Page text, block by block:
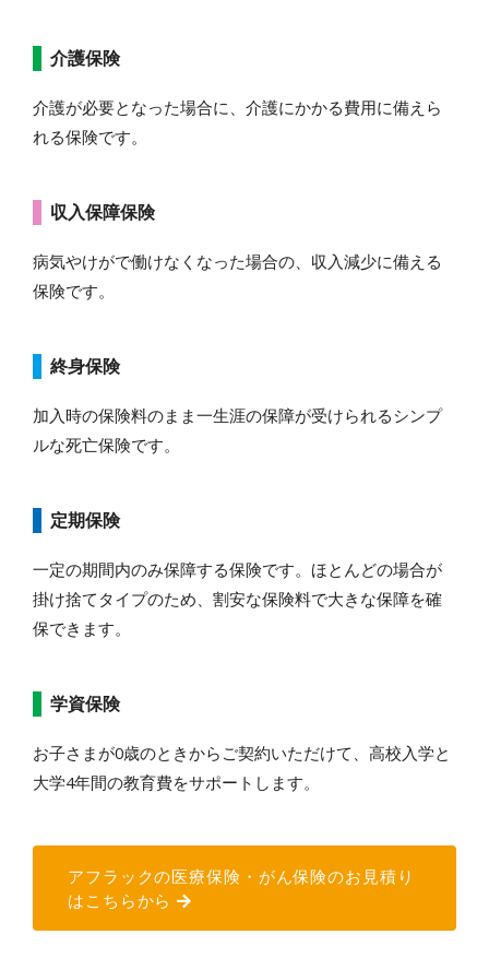
介護保険
介護が必要となった場合に、介護にかかる費用に備えら
れる保険です。
収入保障保険
病気やけがで働けなくなった場合の、収入減少に備える
保険です。
終身保険
加入時の保険料のまま一生涯の保障が受けられるシンプ
ルな死亡保険です。
定期保険
一定の期間内のみ保障する保険です。ほとんどの場合が
掛け捨てタイプのため、割安な保険料で大きな保障を確
保できます。
学資保険
お子さまが0歳のときからご契約いただけて、高校入学と
大学4年間の教育費をサポートします。
アフラックの医療保険・がん保険のお見積り
はこちらから